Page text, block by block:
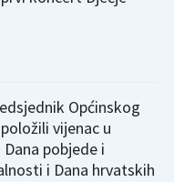
Općinskog
vijenac u
pobjede i
i Dana hrvatskih